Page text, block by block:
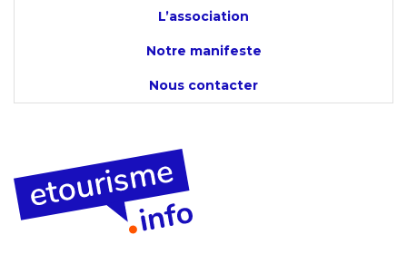
L’association
Notre manifeste
Nous contacter